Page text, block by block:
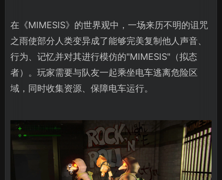
在《MIMESIS》的世界观中，一场来历不明的诅咒
之雨使部分人类变异成了能够完美复制他人声音、
行为、记忆并对其进行模仿的"MIMESIS"（拟态
者）。玩家需要与队友一起乘坐电车逃离危险区
域，同时收集资源、保障电车运行。